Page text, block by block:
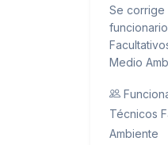
Se corrige
Medio
Técnicos
Ambiente